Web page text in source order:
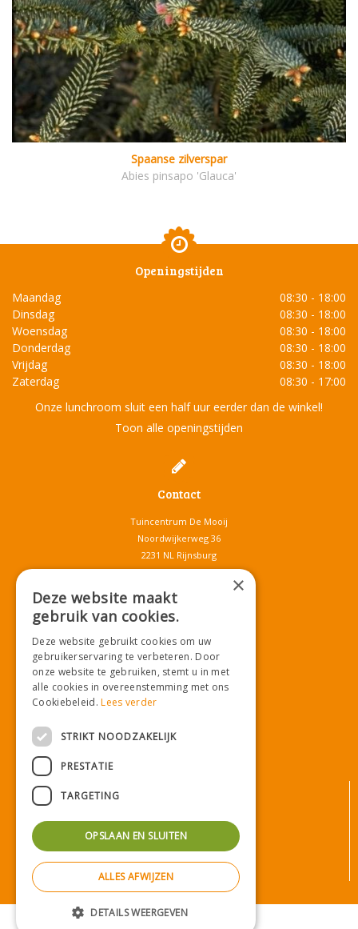
Spaanse zilverspar
Abies pinsapo 'Glauca'
Openingstijden
Maandag
08:30 - 18:00
Dinsdag
08:30 - 18:00
Woensdag
08:30 - 18:00
Donderdag
08:30 - 18:00
Vrijdag
08:30 - 18:00
Zaterdag
08:30 - 17:00
Onze lunchroom sluit een half uur eerder dan de winkel!
Toon alle openingstijden
Contact
Tuincentrum De Mooij
Noordwijkerweg 36
2231 NL Rijnsburg
T.071-4080959
info@tuincentrumdemooij.nl
Download onze App!
Green Solutions|Tuincentrum Overzicht
×
Deze website maakt
gebruik van cookies.
Deze website gebruikt cookies om uw
gebruikerservaring te verbeteren. Door
onze website te gebruiken, stemt u in met
alle cookies in overeenstemming met ons
Cookiebeleid.Lees verder
STRIKT NOODZAKELIJK
PRESTATIE
TARGETING
OPSLAAN EN SLUITEN
ALLES AFWIJZEN
DETAILS WEERGEVEN